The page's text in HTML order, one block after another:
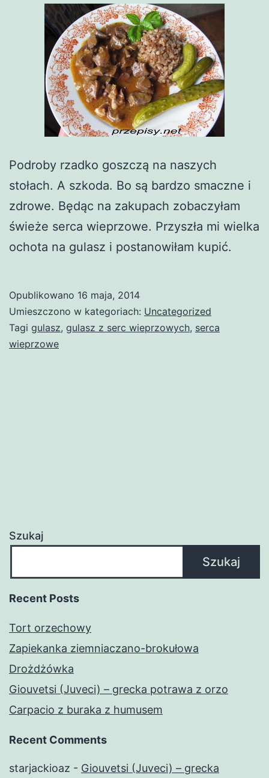
Podroby rzadko goszczą na naszych
stołach. A szkoda. Bo są bardzo smaczne i
zdrowe. Będąc na zakupach zobaczyłam
świeże serca wieprzowe. Przyszła mi wielka
ochota na gulasz i postanowiłam kupić.
Opublikowano 16 maja, 2014
Umieszczono w kategoriach: Uncategorized
Tagi gulasz, gulasz z serc wieprzowych, serca
wieprzowe
Szukaj
Szukaj
Recent Posts
Tort orzechowy
Zapiekanka ziemniaczano-brokułowa
Drożdżówka
Giouvetsi (Juveci) – grecka potrawa z orzo
Carpacio z buraka z humusem
Recent Comments
starjackioaz - Giouvetsi (Juveci) – grecka